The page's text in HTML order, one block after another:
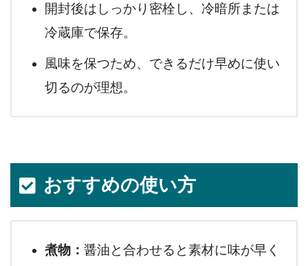
開封後はしっかり密栓し、冷暗所または
冷蔵庫で保存。
風味を保つため、できるだけ早めに使い
切るのが理想。
おすすめの使い方
煮物： 醤油と合わせると素材に味が早く